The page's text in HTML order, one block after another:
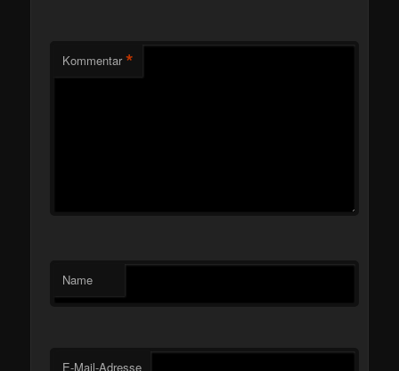
Kommentar *
Name
E-Mail-Adresse